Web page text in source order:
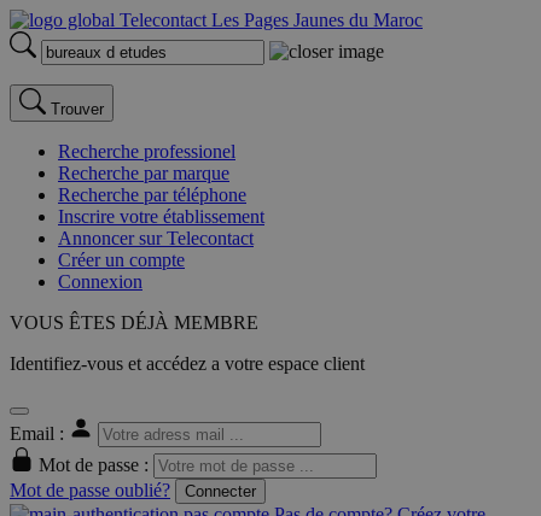
Trouver
Recherche professionel
Recherche par marque
Recherche par téléphone
Inscrire votre établissement
Annoncer sur Telecontact
Créer un compte
Connexion
VOUS ÊTES DÉJÀ MEMBRE
Identifiez-vous et accédez a votre espace client
Email :
Mot de passe :
Mot de passe oublié?
Connecter